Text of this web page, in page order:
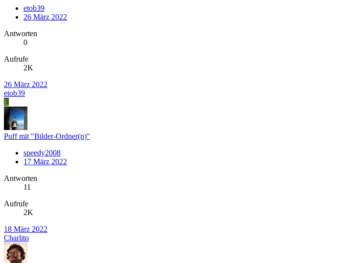
etob39
26 März 2022
Antworten
0
Aufrufe
2K
26 März 2022
etob39
E
Puff mit "Bilder-Ordner(n)"
speedy2008
17 März 2022
Antworten
11
Aufrufe
2K
18 März 2022
Charlito